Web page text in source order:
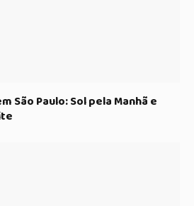
São Paulo: Sol pela Manhã e